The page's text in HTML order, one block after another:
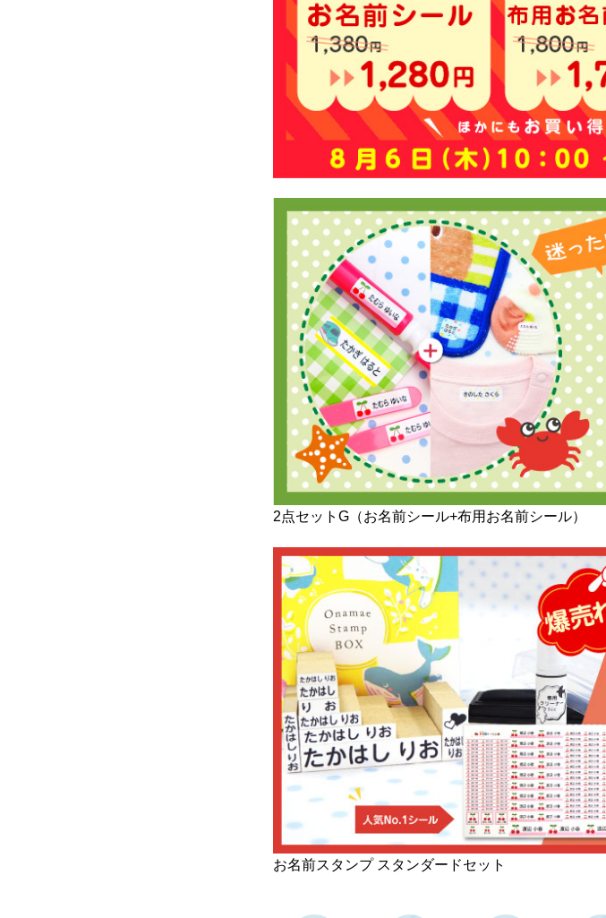
2点セットG（お名前シール+布用お名前シール）
お名前スタンプ スタンダードセット